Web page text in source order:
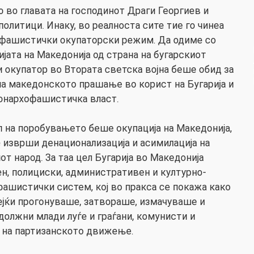
главата на господинот Драги Георгиев и
Инаку, во реалноста сите тие го чинеа
окупаторски режим. Да одиме со
на Македонија од страна на бугарскиот
во Втората светска војна беше обид за
македонското прашање во корист на Бугарија и
власт.
на поробувањето беше окупација на Македонија,
денационализација и асимилација на
народ. За таа цел Бугарија во Македонија
полициски, административен и културно-
систем, кој во пракса се покажа како
прогонуваше, затвораше, измачуваше и
млади луѓе и граѓани, комунисти и
партизанското движење.